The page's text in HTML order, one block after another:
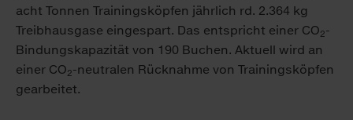
acht Tonnen Trainingsköpfen jährlich rd. 2.364 kg
Treibhausgase eingespart. Das entspricht einer CO2-
Bindungskapazität von 190 Buchen. Aktuell wird an
einer CO2-neutralen Rücknahme von Trainingsköpfen
gearbeitet.